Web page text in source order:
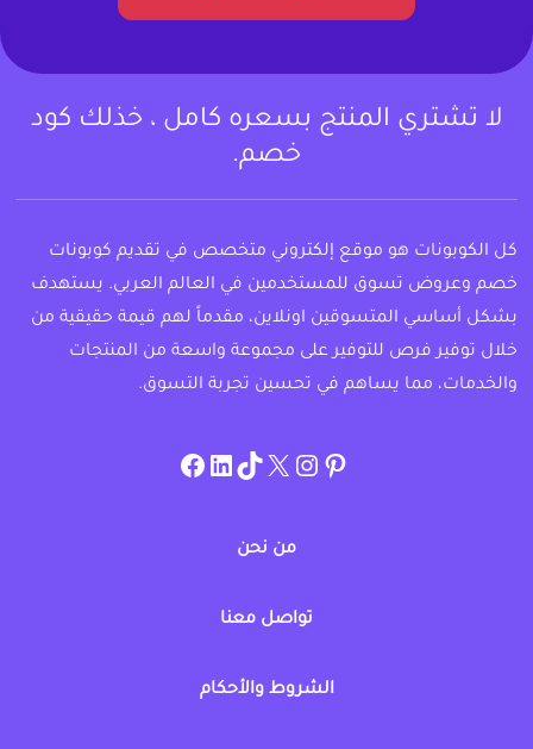
لا تشتري المنتج بسعره كامل ، خذلك كود
خصم.
كل الكوبونات هو موقع إلكتروني متخصص في تقديم كوبونات
خصم وعروض تسوق للمستخدمين في العالم العربي. يستهدف
بشكل أساسي المتسوقين اونلاين، مقدماً لهم قيمة حقيقية من
خلال توفير فرص للتوفير على مجموعة واسعة من المنتجات
والخدمات، مما يساهم في تحسين تجربة التسوق.
pinterest
allcouponat
twitter
TikTok
linkedin
facebook
من نحن
تواصل معنا
الشروط والأحكام